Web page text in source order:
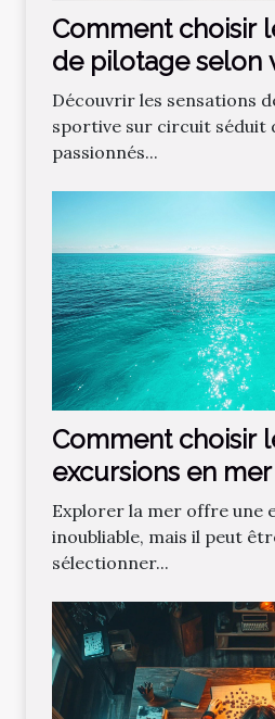
Comment choisir
de pilotage selon
?
Découvrir les sensations
sportive sur circuit séduit
passionnés...
Comment choisir
excursions en mer
tromper ?
Explorer la mer offre une
inoubliable, mais il peut
sélectionner...